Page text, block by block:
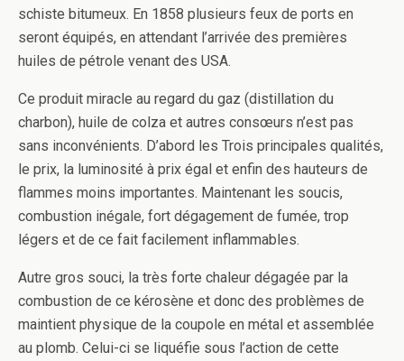
schiste bitumeux. En 1858 plusieurs feux de ports en
seront équipés, en attendant l’arrivée des premières
huiles de pétrole venant des USA.
Ce produit miracle au regard du gaz (distillation du
charbon), huile de colza et autres consœurs n’est pas
sans inconvénients. D’abord les Trois principales qualités,
le prix, la luminosité à prix égal et enfin des hauteurs de
flammes moins importantes. Maintenant les soucis,
combustion inégale, fort dégagement de fumée, trop
légers et de ce fait facilement inflammables.
Autre gros souci, la très forte chaleur dégagée par la
combustion de ce kérosène et donc des problèmes de
maintient physique de la coupole en métal et assemblée
au plomb. Celui-ci se liquéfie sous l’action de cette